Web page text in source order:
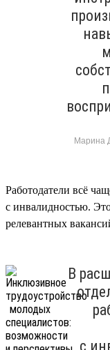
Марина
Работодатели всё
с инвалидностью.
релевантных
В
с